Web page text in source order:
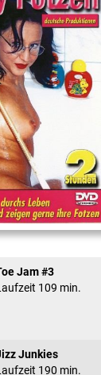
12
Jam #3
109 min.
Junkies
190 min.